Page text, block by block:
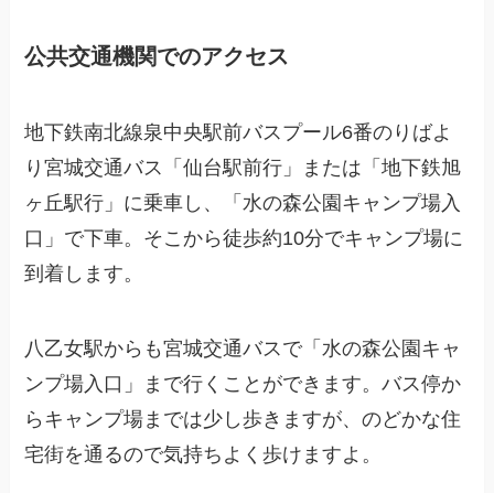
公共交通機関でのアクセス
地下鉄南北線泉中央駅前バスプール6番のりばよ
り宮城交通バス「仙台駅前行」または「地下鉄旭
ヶ丘駅行」に乗車し、「水の森公園キャンプ場入
口」で下車。そこから徒歩約10分でキャンプ場に
到着します。
八乙女駅からも宮城交通バスで「水の森公園キャ
ンプ場入口」まで行くことができます。バス停か
らキャンプ場までは少し歩きますが、のどかな住
宅街を通るので気持ちよく歩けますよ。